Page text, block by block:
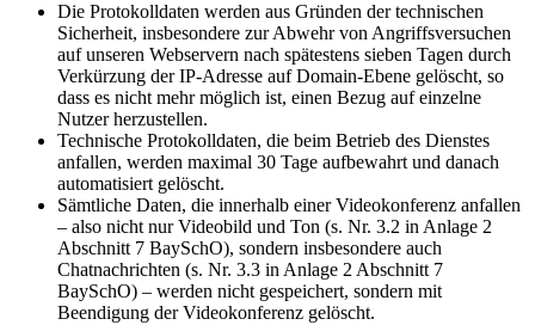
Die Protokolldaten werden aus Gründen der technischen
Sicherheit, insbesondere zur Abwehr von Angriffsversuchen
auf unseren Webservern nach spätestens sieben Tagen durch
Verkürzung der IP-Adresse auf Domain-Ebene gelöscht, so
dass es nicht mehr möglich ist, einen Bezug auf einzelne
Nutzer herzustellen.
Technische Protokolldaten, die beim Betrieb des Dienstes
anfallen, werden maximal 30 Tage aufbewahrt und danach
automatisiert gelöscht.
Sämtliche Daten, die innerhalb einer Videokonferenz anfallen
– also nicht nur Videobild und Ton (s. Nr. 3.2 in Anlage 2
Abschnitt 7 BaySchO), sondern insbesondere auch
Chatnachrichten (s. Nr. 3.3 in Anlage 2 Abschnitt 7
BaySchO) – werden nicht gespeichert, sondern mit
Beendigung der Videokonferenz gelöscht.